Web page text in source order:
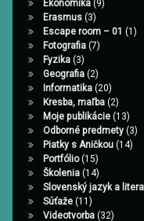
Ekonomika(9)
Erasmus(3)
Escape room – 01 (1)
Fotografia(7)
Fyzika(3)
Geografia(2)
Informatika(20)
Kresba, maľba(2)
Moje publikácie(13)
Odborné predmety(3)
Piatky s Aničkou(14)
Portfólio(15)
Školenia(14)
Slovenský jazyk a
Súťaže(11)
Videotvorba(32)